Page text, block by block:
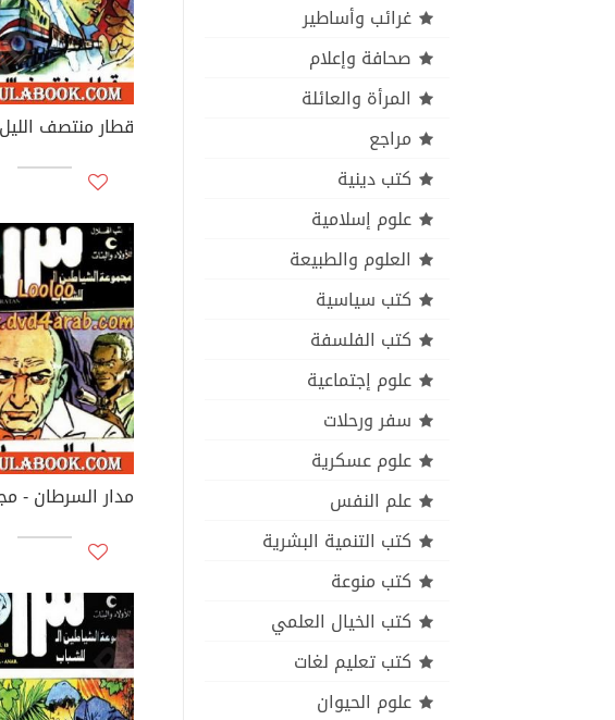
غرائب وأساطير
صحافة وإعلام
المرأة والعائلة
مراجع
كتب دينية
علوم إسلامية
العلوم والطبيعة
كتب سياسية
كتب الفلسفة
علوم إجتماعية
سفر ورحلات
علوم عسكرية
علم النفس
كتب التنمية البشرية
كتب منوعة
كتب الخيال العلمي
كتب تعليم لغات
علوم الحيوان